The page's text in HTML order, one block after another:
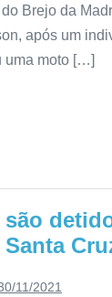
Brejo da
após um
uma moto […]
11/2021